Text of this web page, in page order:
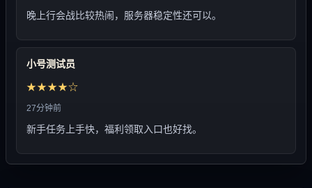
晚上行会战比较热闹，服务器稳定性还可以。
小号测试员
★★★★☆
27分钟前
新手任务上手快，福利领取入口也好找。